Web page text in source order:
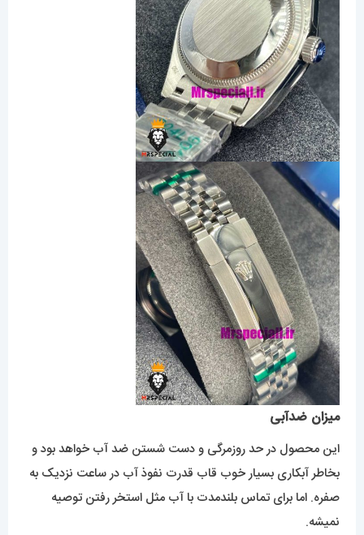
میزان ضدآبی
این محصول در حد روزمرگی و دست شستن ضد آب خواهد بود و
بخاطر آبکاری بسیار خوب قاب قدرت نفوذ آب در ساعت نزدیک به
صفره. اما برای تماس بلندمدت با آب مثل استخر رفتن توصیه
نمیشه.